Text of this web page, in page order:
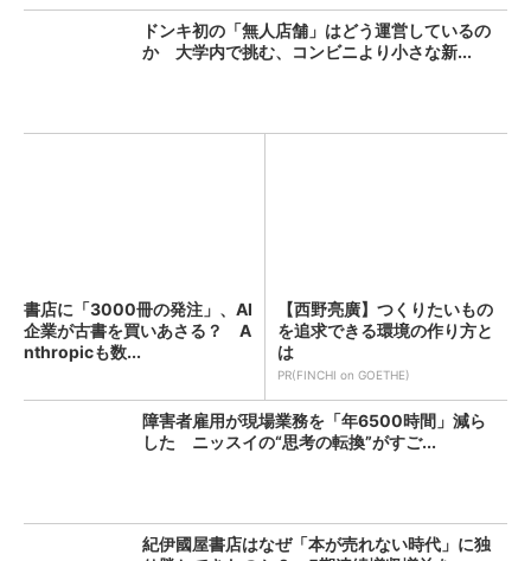
ドンキ初の「無人店舗」はどう運営しているの
か 大学内で挑む、コンビニより小さな新...
書店に「3000冊の発注」、AI
企業が古書を買いあさる？ A
nthropicも数...
【西野亮廣】つくりたいもの
を追求できる環境の作り方と
は
PR(FINCHI on GOETHE)
障害者雇用が現場業務を「年6500時間」減ら
した ニッスイの“思考の転換”がすご...
紀伊國屋書店はなぜ「本が売れない時代」に独